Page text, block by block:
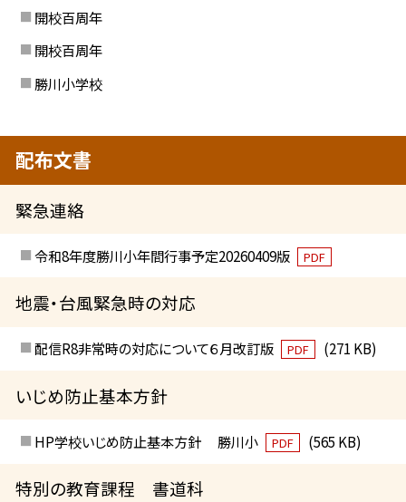
開校百周年
開校百周年
勝川小学校
配布文書
緊急連絡
令和8年度勝川小年間行事予定20260409版 PDF
地震・台風緊急時の対応
配信R8非常時の対応について６月改訂版 PDF (271 KB)
いじめ防止基本方針
HP学校いじめ防止基本方針 勝川小 PDF (565 KB)
特別の教育課程 書道科